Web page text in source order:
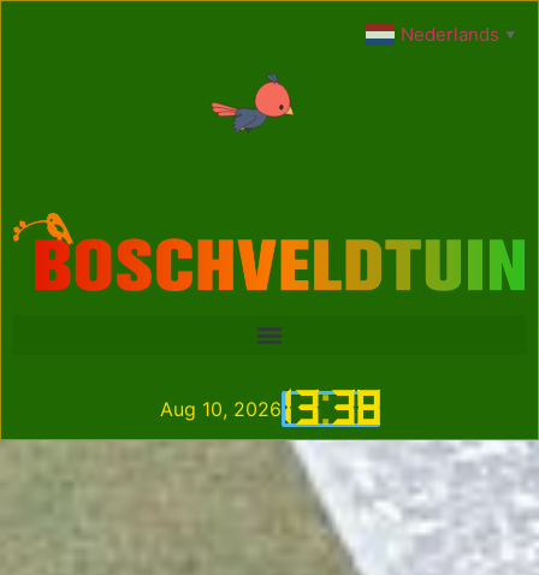
13:38
Aug 10, 2026
Nederlands ▼